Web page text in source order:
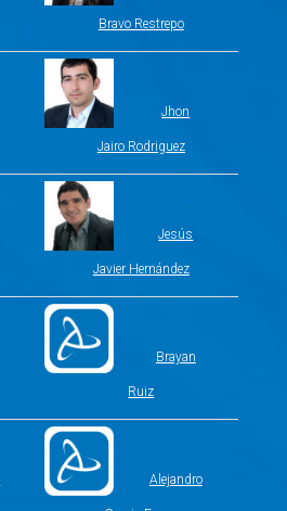
Bravo Restrepo
Jhon
Jairo Rodriguez
Jesús
Javier Hernández
Brayan
Ruiz
Alejandro